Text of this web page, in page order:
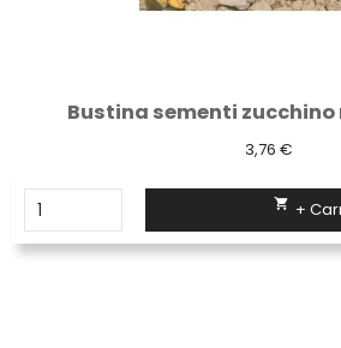
Bustina sementi
3,76 €
 +